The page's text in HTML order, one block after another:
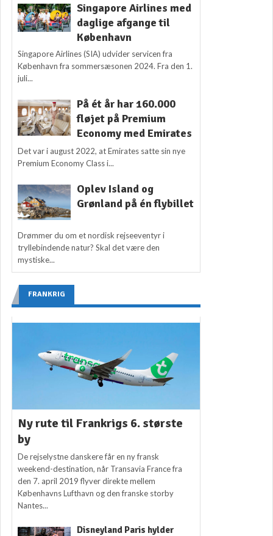
Singapore Airlines med
daglige afgange til
København
Singapore Airlines (SIA) udvider servicen fra
København fra sommersæsonen 2024. Fra den 1.
juli...
På ét år har 160.000
fløjet på Premium
Economy med Emirates
Det var i august 2022, at Emirates satte sin nye
Premium Economy Class i...
Oplev Island og
Grønland på én flybillet
Drømmer du om et nordisk rejseeventyr i
tryllebindende natur? Skal det være den
mystiske...
FRANKRIG
Ny rute til Frankrigs 6. største
by
De rejselystne danskere får en ny fransk
weekend-destination, når Transavia France fra
den 7. april 2019 flyver direkte mellem
Københavns Lufthavn og den franske storby
Nantes...
Disneyland Paris hylder